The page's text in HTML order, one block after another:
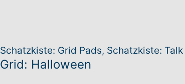
Schatzkiste: Grid Pads, Schatzkiste: Talk
Grid: Halloween